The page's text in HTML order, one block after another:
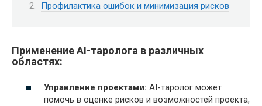
Профилактика ошибок и минимизация рисков
Применение AI-таролога в различных
областях:
Управление проектами: AI-таролог может
помочь в оценке рисков и возможностей проекта,